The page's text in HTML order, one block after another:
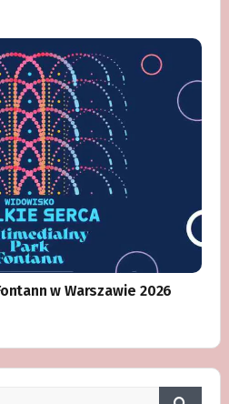
w Warszawie 2026